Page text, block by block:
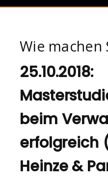
Wie machen
25.10.2018:
beim
erfolgreich
Heinze &